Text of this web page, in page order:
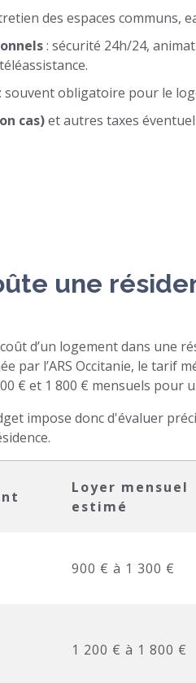
des espaces communs,
: sécurité 24h/24,
: souvent obligatoire pour le
cas)et autres taxes
une
d’un logement dans une
par l’ARS Occitanie, le tarif
€ et 1 800 € mensuels pour
impose donc d'évaluer
Loyer mensuel
estimé
900 € à 1 300 €
1 200 € à 1 800 €